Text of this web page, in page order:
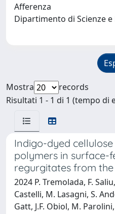
Afferenza
Dipartimento di Scienze
Mostra
records
Risultati 1 - 1 di 1 (tempo di
Indigo-dyed
polymers in surface-
regurgitates from
2024 P. Tremolada, F.
Castelli, M. Lasagni, S.
Gatt, J.F. Obiol, M.